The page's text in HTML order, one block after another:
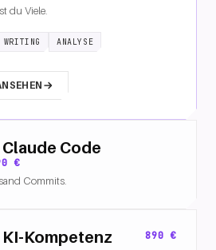
du Viele.
WRITING ANALYSE
Code
€
Commits.
KI-Kompetenz
890 €